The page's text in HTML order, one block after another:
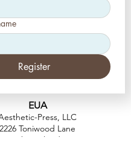
Register
EUA
Press, LLC
2226 Toniwood Lane
Harbor, Flórida 34685